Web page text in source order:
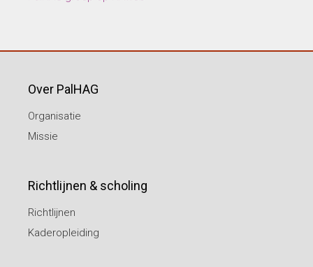
Over PalHAG
Organisatie
Missie
Richtlijnen & scholing
Richtlijnen
Kaderopleiding